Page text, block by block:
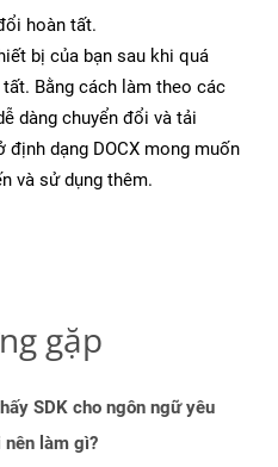
hoàn tất.
bị của bạn sau khi quá
Bằng cách làm theo các
dàng chuyển đổi và tải
định dạng DOCX mong muốn
và sử dụng thêm.
gặp
SDK cho ngôn ngữ yêu
nên làm gì?